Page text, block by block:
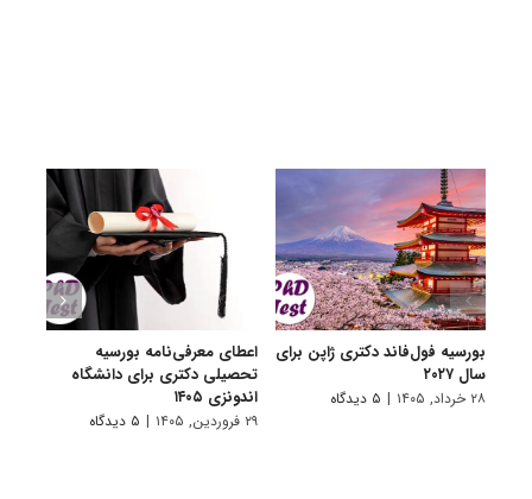
بورسیه فول‌فاند دکتری ژاپن برای
سال ۲۰۲۷
۲۸ خرداد, ۱۴۰۵ | ۵ دیدگاه
اعطای معرفی‌نامه بورسیه
تحصیلی دکتری برای دانشگاه
اندونزی ۱۴۰۵
۲۹ فروردین, ۱۴۰۵ | ۵ دیدگاه